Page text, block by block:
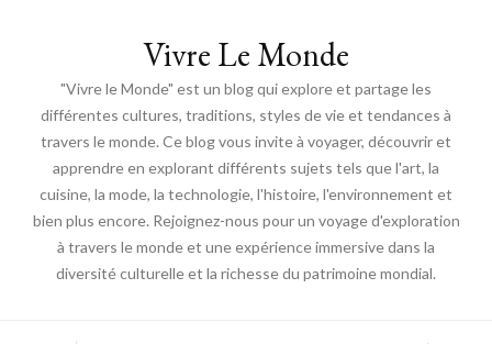
Vivre Le Monde
"Vivre le Monde" est un blog qui explore et partage les
différentes cultures, traditions, styles de vie et tendances à
travers le monde. Ce blog vous invite à voyager, découvrir et
apprendre en explorant différents sujets tels que l'art, la
cuisine, la mode, la technologie, l'histoire, l'environnement et
bien plus encore. Rejoignez-nous pour un voyage d'exploration
à travers le monde et une expérience immersive dans la
diversité culturelle et la richesse du patrimoine mondial.